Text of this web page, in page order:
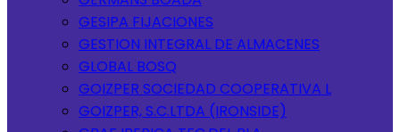
GESIPA FIJACIONES
GESTION INTEGRAL DE ALMACENES
GLOBAL BOSQ
GOIZPER SOCIEDAD COOPERATIVA L
GOIZPER, S.C.LTDA (IRONSIDE)